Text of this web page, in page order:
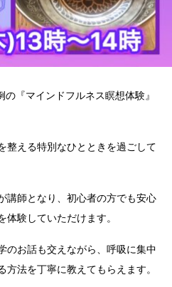
『マインドフルネス瞑想体験』
整える特別なひとときを過ごして
講師となり、初心者の方でも安心
体験していただけます。
のお話も交えながら、呼吸に集中
方法を丁寧に教えてもらえます。